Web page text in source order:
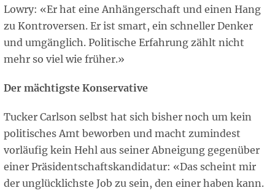
Lowry: «Er hat eine Anhängerschaft und einen Hang
zu Kontroversen. Er ist smart, ein schneller Denker
und umgänglich. Politische Erfahrung zählt nicht
mehr so viel wie früher.»
Der mächtigste Konservative
Tucker Carlson selbst hat sich bisher noch um kein
politisches Amt beworben und macht zumindest
vorläufig kein Hehl aus seiner Abneigung gegenüber
einer Präsidentschaftskandidatur: «Das scheint mir
der unglücklichste Job zu sein, den einer haben kann.